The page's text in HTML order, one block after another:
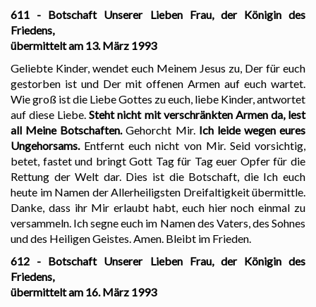
611 - Botschaft Unserer Lieben Frau, der Königin des
Friedens,
übermittelt am 13. März 1993
Geliebte Kinder, wendet euch Meinem Jesus zu, Der für euch
gestorben ist und Der mit offenen Armen auf euch wartet.
Wie groß ist die Liebe Gottes zu euch, liebe Kinder, antwortet
auf diese Liebe.Steht nicht mit verschränkten Armen da, lest
all Meine Botschaften.Gehorcht Mir.Ich leide wegen eures
Ungehorsams. Entfernt euch nicht von Mir. Seid vorsichtig,
betet, fastet und bringt Gott Tag für Tag euer Opfer für die
Rettung der Welt dar. Dies ist die Botschaft, die Ich euch
heute im Namen der Allerheiligsten Dreifaltigkeit übermittle.
Danke, dass ihr Mir erlaubt habt, euch hier noch einmal zu
versammeln. Ich segne euch im Namen des Vaters, des Sohnes
und des Heiligen Geistes. Amen. Bleibt im Frieden.
612 - Botschaft Unserer Lieben Frau, der Königin des
Friedens,
übermittelt am 16. März 1993